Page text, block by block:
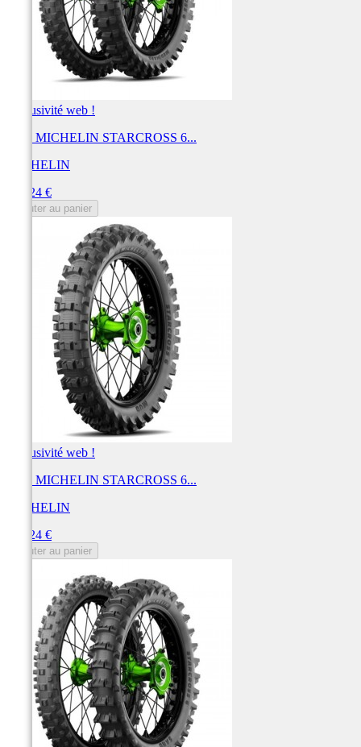
Exclusivité web !
Pneu MICHELIN STARCROSS 6...
MICHELIN
162,24 €
Ajouter au panier
Exclusivité web !
Pneu MICHELIN STARCROSS 6...
MICHELIN
162,24 €
Ajouter au panier